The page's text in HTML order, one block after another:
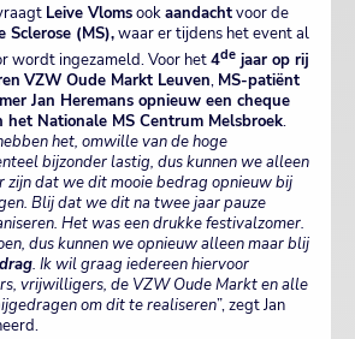
Leive Vlomsookaandachtvoor de
Sclerose (MS),waar er tijdens het event al
wordt ingezameld. Voor het4de jaar op rij
VZW Oude Markt Leuven, MS-patiënt
Jan Heremans opnieuw een cheque
het Nationale MS Centrum Melsbroek.
het, omwille van de hoge
bijzonder lastig, dus kunnen we alleen
zijn dat we dit mooie bedrag opnieuw bij
Blij dat we dit na twee jaar pauze
Het was een drukke festivalzomer.
dus kunnen we opnieuw alleen maar blij
. Ik wil graag iedereen hiervoor
vrijwilligers, de VZW Oude Markt en alle
om dit te realiseren”, zegt Jan